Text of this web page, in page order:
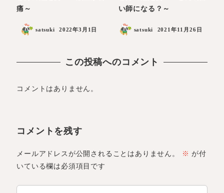
痛～
satsuki 2022年3月1日
い師になる？～
satsuki 2021年11月26日
この投稿へのコメント
コメントはありません。
コメントを残す
メールアドレスが公開されることはありません。 ※ が付
いている欄は必須項目です